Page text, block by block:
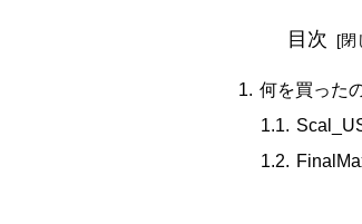
目次
何を買った